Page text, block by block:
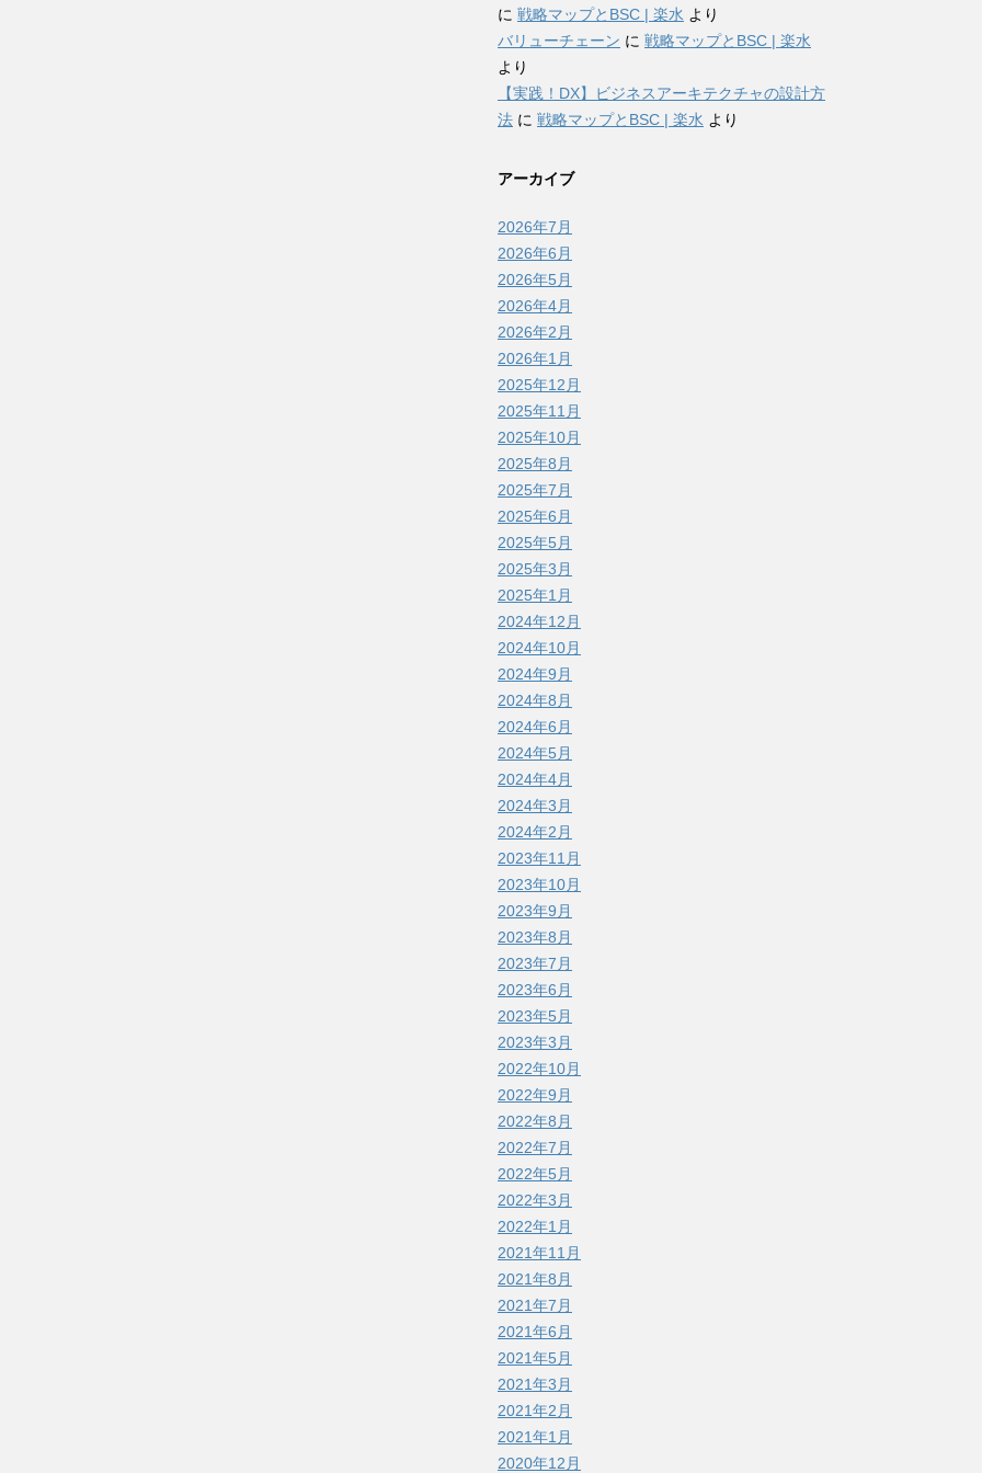
に 戦略マップとBSC | 楽水 より
バリューチェーン に 戦略マップとBSC | 楽水
より
【実践！DX】ビジネスアーキテクチャの設計方
法 に 戦略マップとBSC | 楽水 より
アーカイブ
2026年7月
2026年6月
2026年5月
2026年4月
2026年2月
2026年1月
2025年12月
2025年11月
2025年10月
2025年8月
2025年7月
2025年6月
2025年5月
2025年3月
2025年1月
2024年12月
2024年10月
2024年9月
2024年8月
2024年6月
2024年5月
2024年4月
2024年3月
2024年2月
2023年11月
2023年10月
2023年9月
2023年8月
2023年7月
2023年6月
2023年5月
2023年3月
2022年10月
2022年9月
2022年8月
2022年7月
2022年5月
2022年3月
2022年1月
2021年11月
2021年8月
2021年7月
2021年6月
2021年5月
2021年3月
2021年2月
2021年1月
2020年12月